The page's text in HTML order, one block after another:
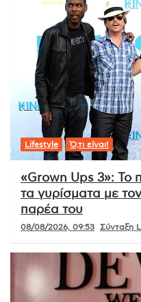
Lifestyle Ό,τι είναι!
«Grown Ups 3»: Το
τα γυρίσματα με
παρέα του
08/08/2026, 09:53 Σύνταξη